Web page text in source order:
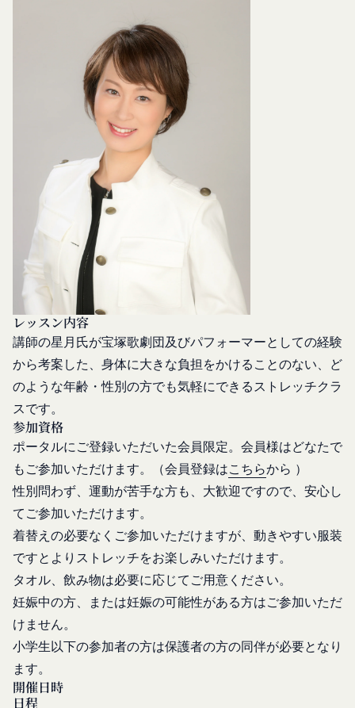
レッスン内容
講師の星月氏が宝塚歌劇団及びパフォーマーとしての経験
から考案した、身体に大きな負担をかけることのない、ど
のような年齢・性別の方でも気軽にできるストレッチクラ
スです。
参加資格
ポータルにご登録いただいた会員限定。会員様はどなたで
もご参加いただけます。（会員登録はこちらから ）
性別問わず、運動が苦手な方も、大歓迎ですので、安心し
てご参加いただけます。
着替えの必要なくご参加いただけますが、動きやすい服装
ですとよりストレッチをお楽しみいただけます。
タオル、飲み物は必要に応じてご用意ください。
妊娠中の方、または妊娠の可能性がある方はご参加いただ
けません。
小学生以下の参加者の方は保護者の方の同伴が必要となり
ます。
開催日時
日程
クッキーは、ウェブサイトを利用されたときにご利
用のパソコンや携帯端末に一時的にデータを保存さ
せるもので、これを利用することにより当社のサー
バに、当社サイト内におけるお客様の行動履歴(ア
クセスしたURL、コンテンツ、参照順序等)や、年
齢や性別、職業、居住地域、位置情報等個人が特定
できない属性情報(それらの組み合わせによっても
個人が特定できないもの)を取得することがありま
お客様がご自身に関する情報の取得を望まれない場
合は、ブラウザや携帯端末の設定により、クッキー
の受け取りを拒否することも可能です。なお、クッ
キーの受け取りを拒否された場合、当社のサービス
の一部がご利用できなくなることがあります。
適正管理
当社は、お客様情報への不正なアクセスや漏洩等を
防ぐため、セキュリティーの維持に努めます。ま
た、当社は、当社の通常の事業運営に照らして当社
が不要と判断した場合、お客様から取得したお客様
情報を安全かつ合理的な方法で消去します。
第三者への提供等
当社は、以下の場合、お客様情報を第三者と共有す
ることがあります。（以下、当社がお客様情報を提
供した相手方を「提供先」といいます。）
お客様の同意を得た場合
当社は、お客様の同意を得た場合、お客様情報（個
人情報の場合もあります。）を第三者である会社、
組織、個人に提供することがあります。
第三者サービス提供者との共有
支払処理、データ分析、メール送信、ホスティング
サービス、カスタマーサービスなどを当社の代理で
行うサービスを提供する第三者、または、当社のマ
客様情報を提供することがあります。
のとし、個別規定、追加規定又はルール等が本規約
と抵触する場合には、当該個別規定、追加規定又は
ルール等が優先されるものとします。
当社は、本規約を変更する必要が生じた場合には、
会員の明示の承諾を得ることなく、本規約を変更す
ることができるものとします。
前項による本規約の変更をするときは、その効力発
生日を定め、かつ、本規約を変更する旨及び変更後
の本規約の内容並びにその効力発生日を、会員に対
し、本規約変更の効力発生日前に、第11条に定め
る方法により通知するものとします。ただし、文言
の修正等、会員に不利益を与えるものではない軽微
な変更の場合には、当該通知を省略することができ
ます。
本規約変更の効力発生日後に本サービスの利用を行
った場合、会員は本規約の変更に同意したものとみ
なします。
当社が提供する本サービス以外のサービス又は提携
パートナーが提供するサービスについては、各サー
ビスに定められる利用規約等に従ってご利用くださ
い。
本契約において使用される以下の各用語は各々以下
に定める意味を有します。
第3条（提供されるサービス）
当社が提供する本サービスは、次の各号に掲げるサ
ービスとします。
コミュニティポータルサイトが提供する情報サ
ービス
前各号に付随する各種サービス
当社は、前項各号に定めるサービスの内容を変更す
ることができるものとします。
第4条（会員登録）
ら当社の指定する方法に従い、会員登録を希望する
本人が行うものとします。当社に対して会員登録の